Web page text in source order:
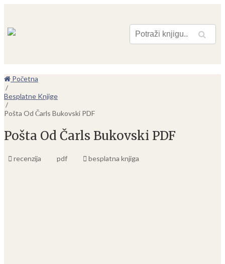
Pretraga
Početna
/
Besplatne Knjige
/
Pošta Od Čarls Bukovski PDF
Pošta Od Čarls Bukovski PDF
recenzija pdf besplatna knjiga